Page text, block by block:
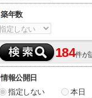
築年数
184件が
情報公開日
指定しない
本日